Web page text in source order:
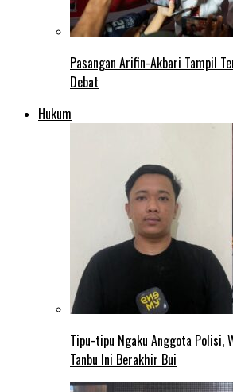
Pasangan Arifin-Akbari Tampil
Debat
Hukum
Tipu-tipu Ngaku Anggota Polisi,
Tanbu Ini Berakhir Bui